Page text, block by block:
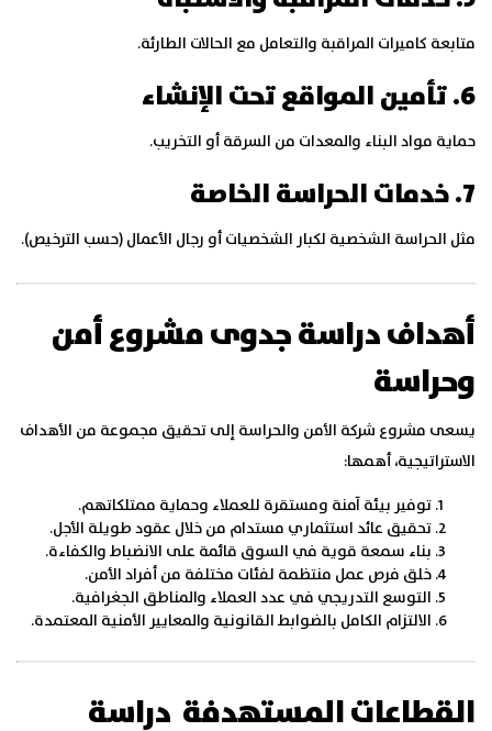
متابعة كاميرات المراقبة والتعامل مع الحالات الطارئة.
6. تأمين المواقع تحت الإنشاء
حماية مواد البناء والمعدات من السرقة أو التخريب.
7. خدمات الحراسة الخاصة
مثل الحراسة الشخصية لكبار الشخصيات أو رجال الأعمال (حسب الترخيص).
أهداف دراسة جدوى مشروع أمن
وحراسة
يسعى مشروع شركة الأمن والحراسة إلى تحقيق مجموعة من الأهداف
الاستراتيجية، أهمها:
توفير بيئة آمنة ومستقرة للعملاء وحماية ممتلكاتهم.
تحقيق عائد استثماري مستدام من خلال عقود طويلة الأجل.
بناء سمعة قوية في السوق قائمة على الانضباط والكفاءة.
خلق فرص عمل منتظمة لفئات مختلفة من أفراد الأمن.
التوسع التدريجي في عدد العملاء والمناطق الجغرافية.
الالتزام الكامل بالضوابط القانونية والمعايير الأمنية المعتمدة.
القطاعات المستهدفة دراسة